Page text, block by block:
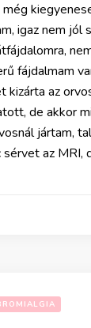
még
igaz nem jól
fájdalmam
kizárta az
de akkor
jártam,
sérvet az MRI,